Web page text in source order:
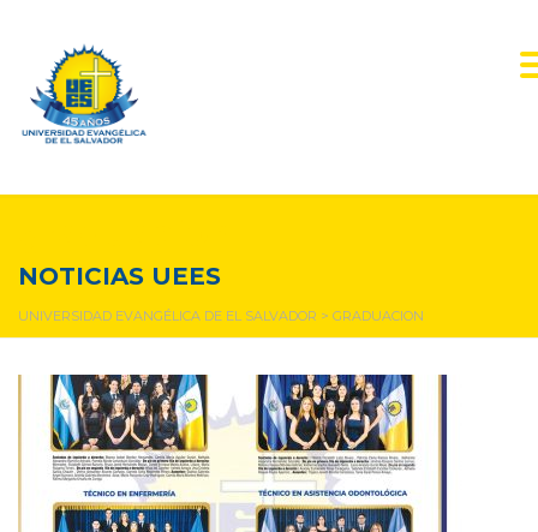
NOTICIAS UEES
UNIVERSIDAD EVANGÉLICA DE EL SALVADOR > GRADUACION